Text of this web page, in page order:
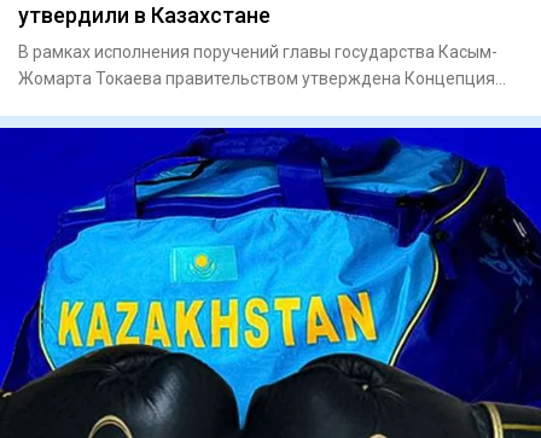
утвердили в Казахстане
В рамках исполнения поручений главы государства Касым-
Жомарта Токаева правительством утверждена Концепция